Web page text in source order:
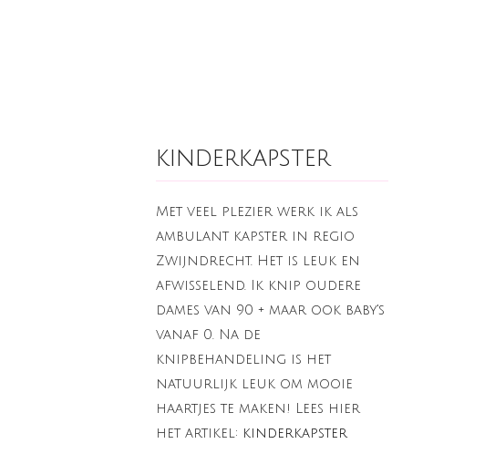
kinderkapster
Met veel plezier werk ik als
ambulant kapster in regio
Zwijndrecht. Het is leuk en
afwisselend. Ik knip oudere
dames van 90 + maar ook baby's
vanaf 0. Na de
knipbehandeling is het
natuurlijk leuk om mooie
haartjes te maken! Lees hier
het artikel: kinderkapster